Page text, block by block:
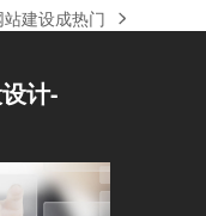
建设成热门
计-